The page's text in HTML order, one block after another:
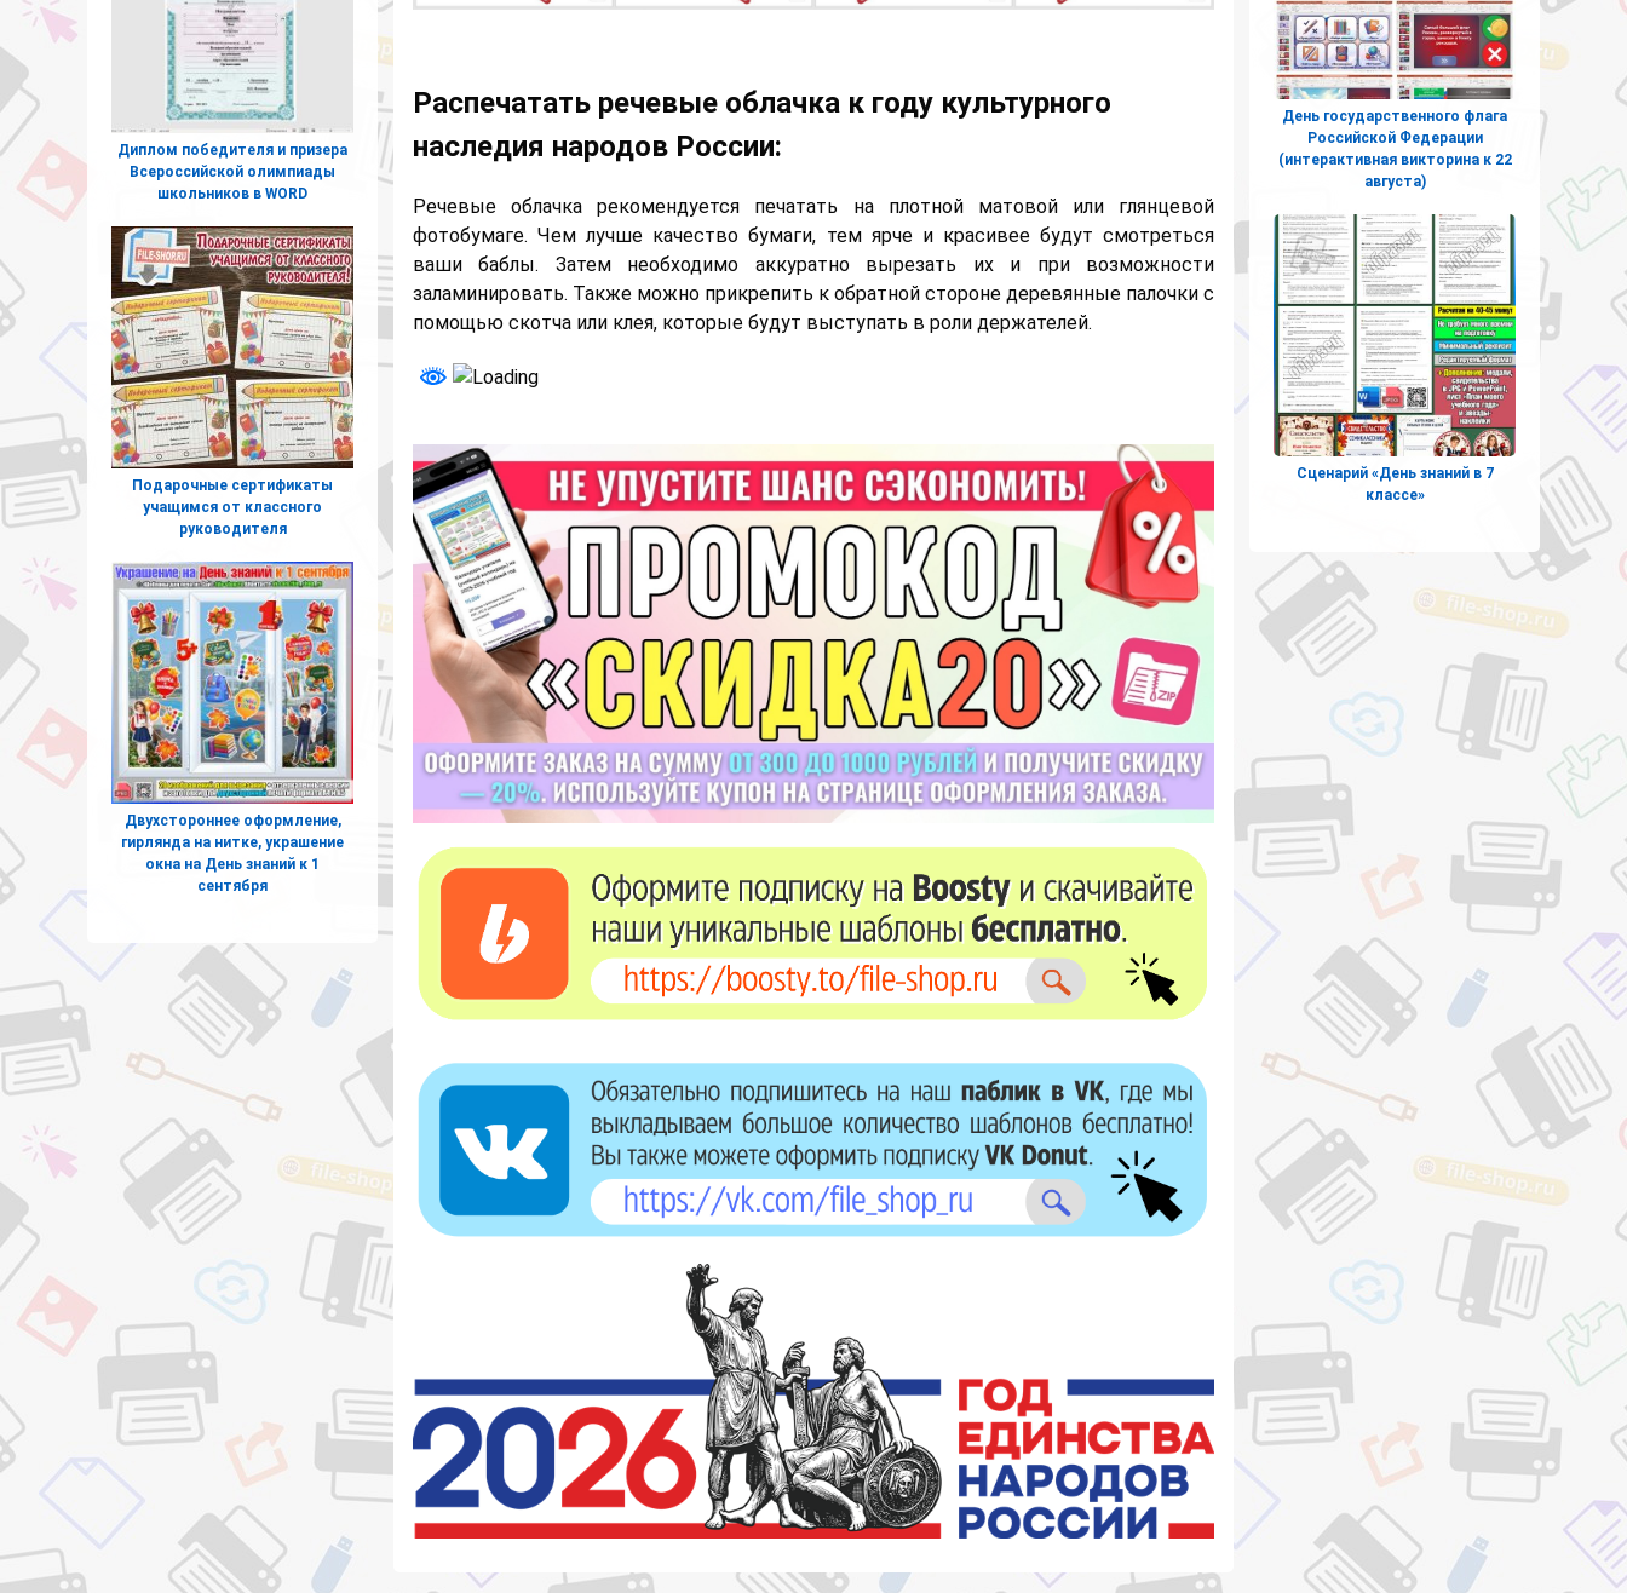
Распечатать речевые облачка к году культурного
наследия народов России:
Речевые облачка рекомендуется печатать на плотной матовой или глянцевой
фотобумаге. Чем лучше качество бумаги, тем ярче и красивее будут смотреться
ваши баблы. Затем необходимо аккуратно вырезать их и при возможности
заламинировать. Также можно прикрепить к обратной стороне деревянные палочки с
помощью скотча или клея, которые будут выступать в роли держателей.
Диплом победителя и призера
Всероссийской олимпиады
школьников в WORD
Подарочные сертификаты
учащимся от классного
руководителя
Двухстороннее оформление,
гирлянда на нитке, украшение
окна на День знаний к 1
сентября
День государственного флага
Российской Федерации
(интерактивная викторина к 22
августа)
Сценарий «День знаний в 7
классе»